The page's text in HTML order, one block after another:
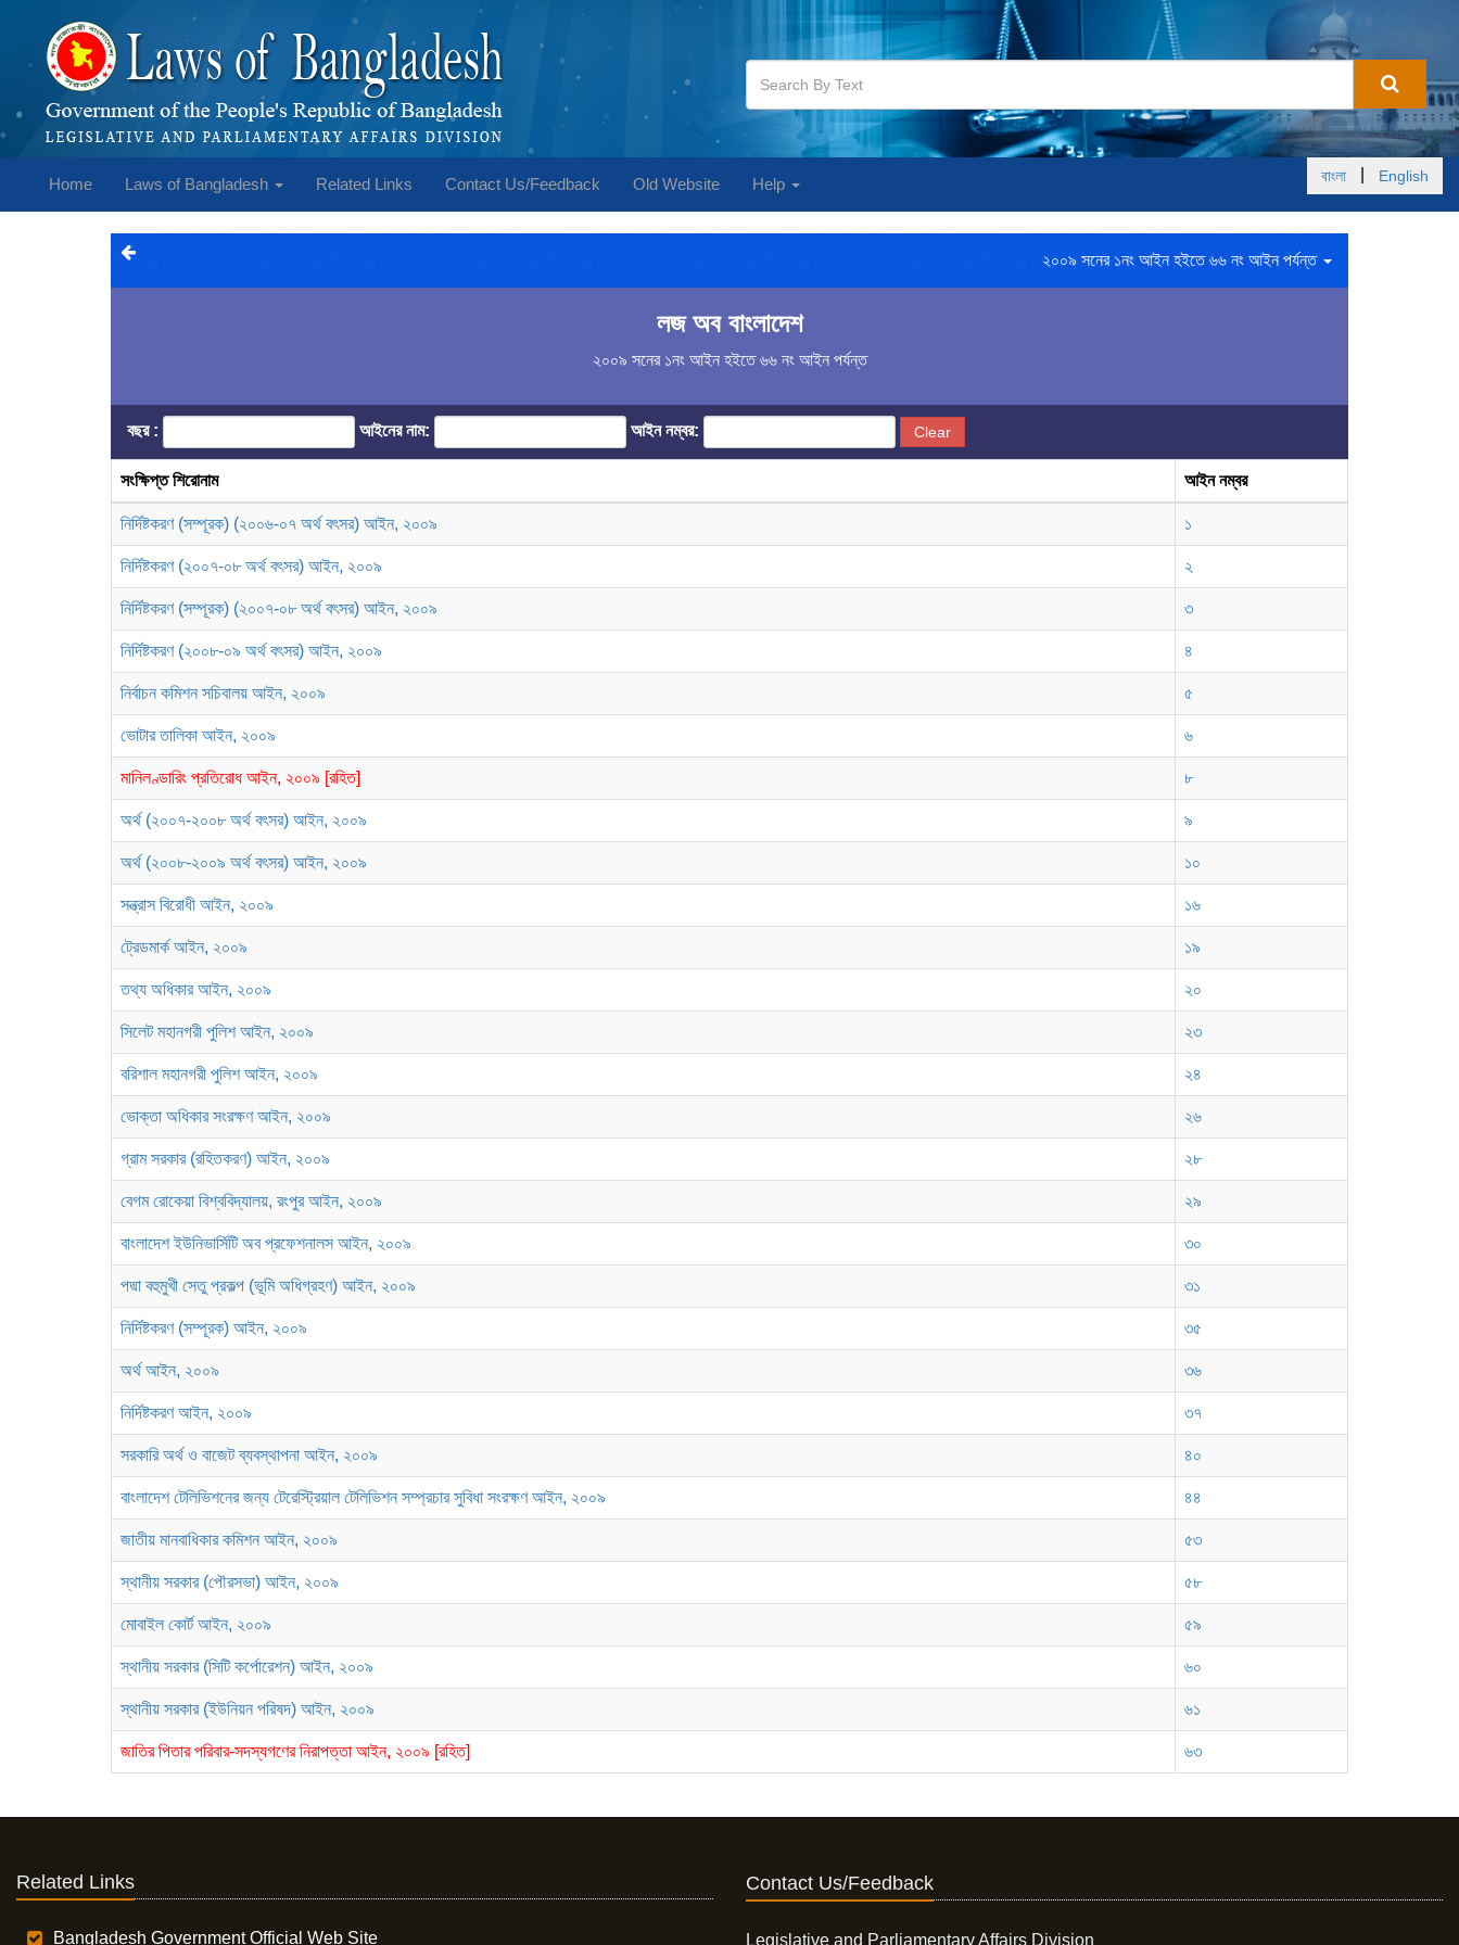
Home Laws of Bangladesh Related Links Contact Us/Feedback Old Website Help বাংলা English
২০০৯ সনের ১নং আইন হইতে ৬৬ নং আইন পর্যন্ত
লজ অব বাংলাদেশ
২০০৯ সনের ১নং আইন হইতে ৬৬ নং আইন পর্যন্ত
বছর : আইনের নাম: আইন নম্বর: Clear
সংক্ষিপ্ত শিরোনাম আইন নম্বর
নির্দিষ্টকরণ (সম্পূরক) (২০০৬-০৭ অর্থ বৎসর) আইন, ২০০৯ ১
নির্দিষ্টকরণ (২০০৭-০৮ অর্থ বৎসর) আইন, ২০০৯ ২
নির্দিষ্টকরণ (সম্পূরক) (২০০৭-০৮ অর্থ বৎসর) আইন, ২০০৯ ৩
নির্দিষ্টকরণ (২০০৮-০৯ অর্থ বৎসর) আইন, ২০০৯ ৪
নির্বাচন কমিশন সচিবালয় আইন, ২০০৯ ৫
ভোটার তালিকা আইন, ২০০৯ ৬
মানিলণ্ডারিং প্রতিরোধ আইন, ২০০৯ [রহিত] ৮
অর্থ (২০০৭-২০০৮ অর্থ বৎসর) আইন, ২০০৯ ৯
অর্থ (২০০৮-২০০৯ অর্থ বৎসর) আইন, ২০০৯ ১০
সন্ত্রাস বিরোধী আইন, ২০০৯ ১৬
ট্রেডমার্ক আইন, ২০০৯ ১৯
তথ্য অধিকার আইন, ২০০৯ ২০
সিলেট মহানগরী পুলিশ আইন, ২০০৯ ২৩
বরিশাল মহানগরী পুলিশ আইন, ২০০৯ ২৪
ভোক্তা অধিকার সংরক্ষণ আইন, ২০০৯ ২৬
গ্রাম সরকার (রহিতকরণ) আইন, ২০০৯ ২৮
বেগম রোকেয়া বিশ্ববিদ্যালয়, রংপুর আইন, ২০০৯ ২৯
বাংলাদেশ ইউনিভার্সিটি অব প্রফেশনালস আইন, ২০০৯ ৩০
পদ্মা বহুমুখী সেতু প্রকল্প (ভূমি অধিগ্রহণ) আইন, ২০০৯ ৩১
নির্দিষ্টকরণ (সম্পূরক) আইন, ২০০৯ ৩৫
অর্থ আইন, ২০০৯ ৩৬
নির্দিষ্টকরণ আইন, ২০০৯ ৩৭
সরকারি অর্থ ও বাজেট ব্যবস্থাপনা আইন, ২০০৯ ৪০
বাংলাদেশ টেলিভিশনের জন্য টেরেস্ট্রিয়াল টেলিভিশন সম্প্রচার সুবিধা সংরক্ষণ আইন, ২০০৯ ৪৪
জাতীয় মানবাধিকার কমিশন আইন, ২০০৯ ৫৩
স্থানীয় সরকার (পৌরসভা) আইন, ২০০৯ ৫৮
মোবাইল কোর্ট আইন, ২০০৯ ৫৯
স্থানীয় সরকার (সিটি কর্পোরেশন) আইন, ২০০৯ ৬০
স্থানীয় সরকার (ইউনিয়ন পরিষদ) আইন, ২০০৯ ৬১
জাতির পিতার পরিবার-সদস্যগণের নিরাপত্তা আইন, ২০০৯ [রহিত] ৬৩
Related Links
Bangladesh Government Official Web Site
Contact Us/Feedback
Legislative and Parliamentary Affairs Division